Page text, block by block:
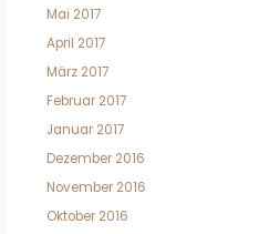
Mai 2017
April 2017
März 2017
Februar 2017
Januar 2017
Dezember 2016
November 2016
Oktober 2016